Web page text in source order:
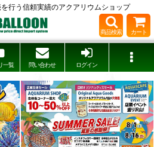
行う信頼実績のアクアリウムショップ
商品検索 カート
一覧 問い合わせ ログイン